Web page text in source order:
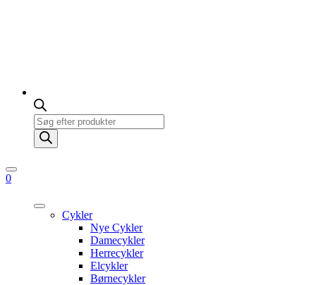
Products
search
0
Cykler
Nye Cykler
Damecykler
Herrecykler
Elcykler
Børnecykler